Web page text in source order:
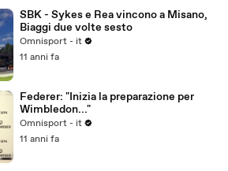
SBK - Sykes e Rea vincono a Misano,
Biaggi due volte sesto
Omnisport - it
11 anni fa
Federer: "Inizia la preparazione per
Wimbledon..."
Omnisport - it
11 anni fa